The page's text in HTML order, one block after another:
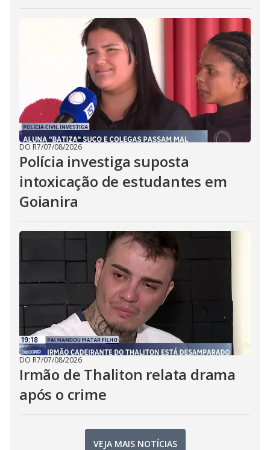
DO R7/07/08/2026
Polícia investiga suposta
intoxicação de estudantes em
Goianira
DO R7/07/08/2026
Irmão de Thaliton relata drama
após o crime
VEJA MAIS NOTÍCIAS